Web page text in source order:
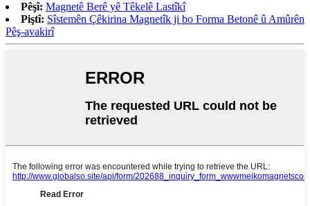
Pêşî: Magnetê Berê yê Têkelê Lastîkî
Piştî: Sîstemên Çêkirina Magnetîk ji bo Forma Betonê û Amûrên
Pêş-avakirî